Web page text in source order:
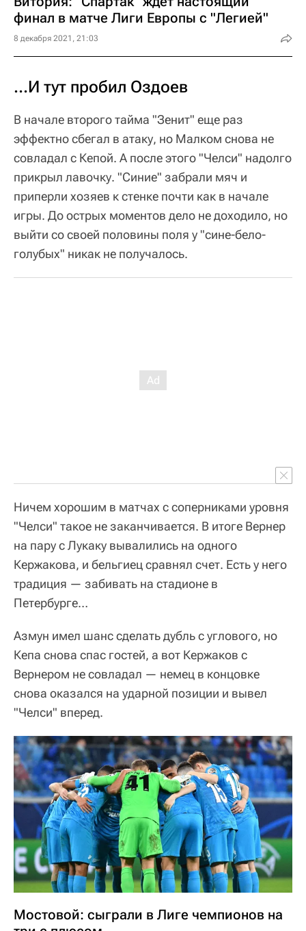
финал в матче Лиги Европы с "Легией"
8 декабря 2021, 21:03
…И тут пробил Оздоев
В начале второго тайма "Зенит" еще раз
эффектно сбегал в атаку, но Малком снова не
совладал с Кепой. А после этого "Челси" надолго
прикрыл лавочку. "Синие" забрали мяч и
приперли хозяев к стенке почти как в начале
игры. До острых моментов дело не доходило, но
выйти со своей половины поля у "сине-бело-
голубых" никак не получалось.
Ничем хорошим в матчах с соперниками уровня
"Челси" такое не заканчивается. В итоге Вернер
на пару с Лукаку вывалились на одного
Кержакова, и бельгиец сравнял счет. Есть у него
традиция — забивать на стадионе в
Петербурге…
Азмун имел шанс сделать дубль с углового, но
Кепа снова спас гостей, а вот Кержаков с
Вернером не совладал — немец в концовке
снова оказался на ударной позиции и вывел
"Челси" вперед.
Мостовой: сыграли в Лиге чемпионов на